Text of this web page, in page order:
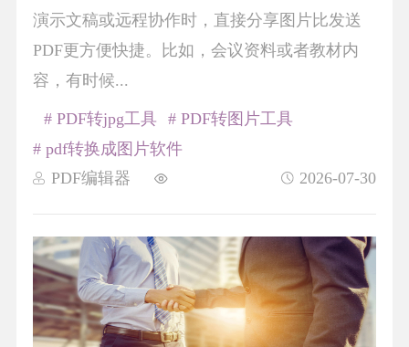
演示文稿或远程协作时，直接分享图片比发送
PDF更方便快捷。比如，会议资料或者教材内
容，有时候...
PDF编辑器 2026-07-30
# PDF转jpg工具
# PDF转图片工具
# pdf转换成图片软件